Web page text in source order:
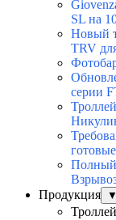
SL на
Новый
TRV
серии
Полный
Продукция
▼